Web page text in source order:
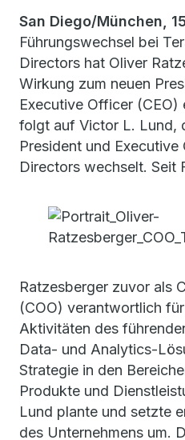
San Diego/München,
Führungswechsel bei
Directors hat Oliver
Wirkung zum neuen
Executive Officer (CEO)
folgt auf Victor L. Lund,
President und
Directors wechselt. Seit
Ratzesberger zuvor als
(COO) verantwortlich
Aktivitäten des
Data- und Analytics-
Strategie in den
Produkte und
Lund plante und setzte
des Unternehmens um.